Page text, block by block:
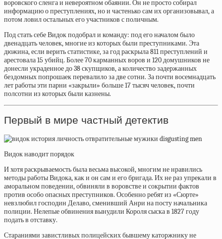
воровского сленга и невероятном обаянии. Он не просто собирал
информацию о преступлениях, но и частенько сам их организовывал, а
потом ловил остальных его участников с поличным.
Под стать себе Видок подобрал и команду: под его началом было
двенадцать человек, многие из которых были преступниками. Эта
дюжина, если верить статистике, за год раскрыла 811 преступлений и
арестовала 15 убийц. Более 70 карманных воров и 120 домушников не
донесли украденное до 38 скупщиков, а количество задержанных
бездомных попрошаек перевалило за две сотни. За почти восемнадцать
лет работы эти парни «закрыли» больше 17 тысяч человек, почти
полсотни из которых были казнены.
Первый в мире частный детектив
Видок наводит порядок
И хотя раскрываемость была весьма высокой, многим не нравились
методы работы Видока, как и он сам и его бригада. Их не раз упрекали в
аморальном поведении, обвиняли в воровстве и сокрытии фактов
против особо опасных преступников. Особенно ребят из «Сюрте»
невзлюбил господин Делаво, сменивший Анри на посту начальника
полиции. Нелепые обвинения вынудили Короля сыска в 1827 году
подать в отставку.
Стараниями завистливых полицейских бывшему каторжнику не